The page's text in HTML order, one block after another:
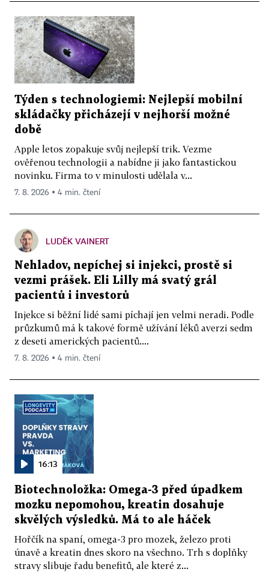
Týden s technologiemi: Nejlepší mobilní
skládačky přicházejí v nejhorší možné
době
Apple letos zopakuje svůj nejlepší trik. Vezme
ověřenou technologii a nabídne ji jako fantastickou
novinku. Firma to v minulosti udělala v...
7. 8. 2026 ▪ 4 min. čtení
LUDĚK VAINERT
Nehladov, nepíchej si injekci, prostě si
vezmi prášek. Eli Lilly má svatý grál
pacientů i investorů
Injekce si běžní lidé sami píchají jen velmi neradi. Podle
průzkumů má k takové formě užívání léků averzi sedm
z deseti amerických pacientů....
7. 8. 2026 ▪ 4 min. čtení
16:13
Biotechnoložka: Omega-3 před úpadkem
mozku nepomohou, kreatin dosahuje
skvělých výsledků. Má to ale háček
Hořčík na spaní, omega-3 pro mozek, železo proti
únavě a kreatin dnes skoro na všechno. Trh s doplňky
stravy slibuje řadu benefitů, ale které z...